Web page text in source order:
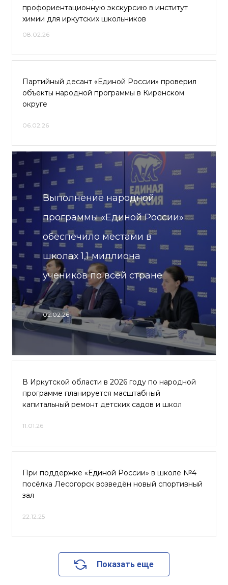
профориентационную экскурсию в институт
химии для иркутских школьников
08.02.26
Партийный десант «Единой России» проверил
объекты народной программы в Киренском
округе
06.02.26
Выполнение народной
программы «Единой России»
обеспечило местами в
школах 1,1 миллиона
учеников по всей стране
02.02.26
В Иркутской области в 2026 году по народной
программе планируется масштабный
капитальный ремонт детских садов и школ
11.01.26
При поддержке «Единой России» в школе №4
посёлка Лесогорск возведён новый спортивный
зал
22.12.25
Показать еще